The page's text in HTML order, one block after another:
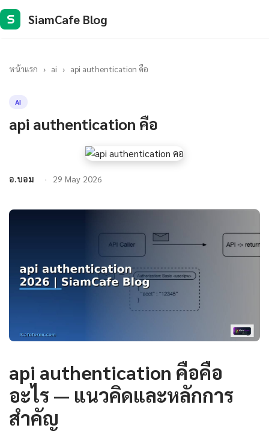
S SiamCafe Blog
หน้าแรก › ai › api authentication คือ
AI
api authentication คือ
อ.บอม 29 May 2026
api authentication คือคือ
อะไร — แนวคิดและหลักการ
สำคัญ